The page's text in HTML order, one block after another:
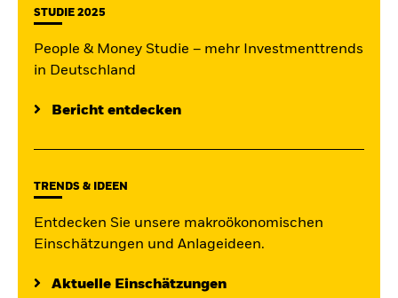
STUDIE 2025
People & Money Studie – mehr Investmenttrends
in Deutschland
Bericht entdecken
TRENDS & IDEEN
Entdecken Sie unsere makroökonomischen
Einschätzungen und Anlageideen.
Aktuelle Einschätzungen